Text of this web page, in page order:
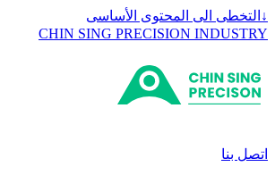
↓ التخطى الى المحتوى الأساسى
CHIN SING PRECISION INDUSTRY
اتصل بنا